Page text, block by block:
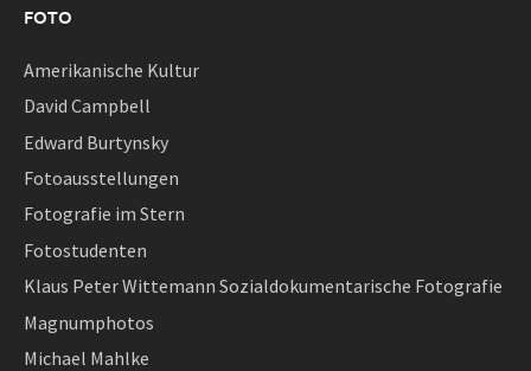
FOTO
Amerikanische Kultur
David Campbell
Edward Burtynsky
Fotoausstellungen
Fotografie im Stern
Fotostudenten
Klaus Peter Wittemann Sozialdokumentarische Fotografie
Magnumphotos
Michael Mahlke